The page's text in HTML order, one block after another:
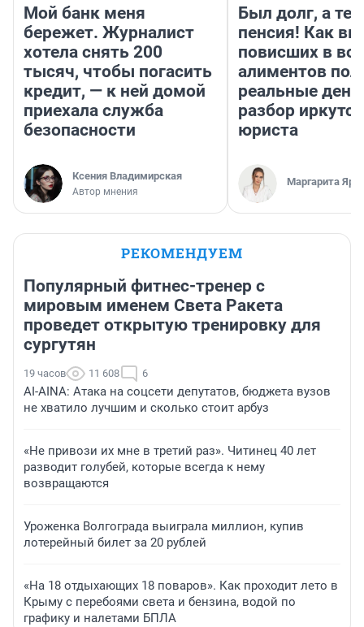
Мой банк меня
бережет. Журналист
хотела снять 200
тысяч, чтобы погасить
кредит, — к ней домой
приехала служба
безопасности
Ксения Владимирская
Автор мнения
Был долг, а
пенсия! Как
повисших в
алиментов
реальные
разбор
юриста
Маргарита
РЕКОМЕНДУЕМ
Популярный фитнес-тренер с
мировым именем Света Ракета
проведет открытую тренировку для
сургутян
19 часов 11 608 6
AI-AINA: Атака на соцсети депутатов, бюджета вузов
не хватило лучшим и сколько стоит арбуз
«Не привози их мне в третий раз». Читинец 40 лет
разводит голубей, которые всегда к нему
возвращаются
Уроженка Волгограда выиграла миллион, купив
лотерейный билет за 20 рублей
«На 18 отдыхающих 18 поваров». Как проходит лето в
Крыму с перебоями света и бензина, водой по
графику и налетами БПЛА